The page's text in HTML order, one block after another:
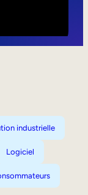
industrielle
Logiciel